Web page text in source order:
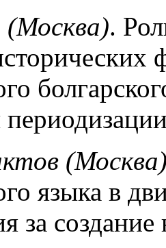
.
языка в
за создание